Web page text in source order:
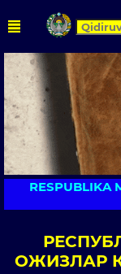
RESPUBLIKA
ОЖИЗЛАР